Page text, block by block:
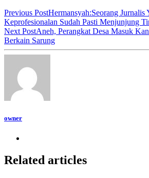
Previous PostHermansyah:Seorang Jurnalis
Keprofesionalan Sudah Pasti Menjunjung
Next PostAneh, Perangkat Desa Masuk
Berkain Sarung
owner
Related articles